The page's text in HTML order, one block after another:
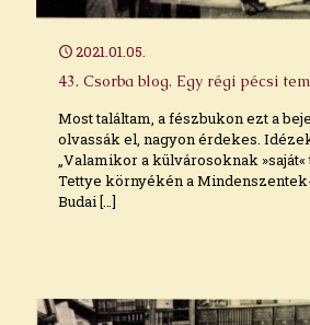
2021.01.05.
43. Csorba blog. Egy régi pécsi
Most találtam, a fészbukon ezt a
olvassák el, nagyon érdekes.
„Valamikor a külvárosoknak
Tettye környékén a
Budai […]